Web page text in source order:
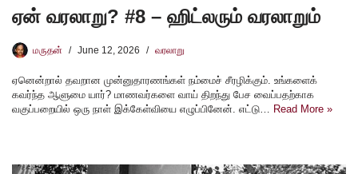
ஏன் வரலாறு? #8 – ஹிட்லரும் வரலாறும்
மருதன் June 12, 2026 வரலாறு
ஏனென்றால் தவறான முன்னுதாரணங்கள் நம்மைச் சீரழிக்கும். உங்களைக்
கவர்ந்த ஆளுமை யார்? மாணவர்களை வாய் திறந்து பேச வைப்பதற்காக
வகுப்பறையில் ஒரு நாள் இக்கேள்வியை எழுப்பினேன். எட்டு… Read More »